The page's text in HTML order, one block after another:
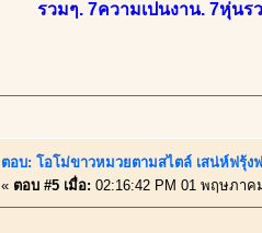
รวมๆ. 7ความเปนงาน. 7หุ่นร
ตอบ: โอโม่ขาวหมวยตามสไตล์ เสน่ห์ฟรุ้ง
« ตอบ #5 เมื่อ: 02:16:42 PM 01 พฤษภาค